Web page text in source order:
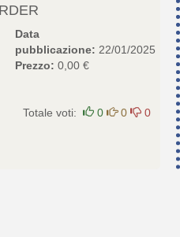
Data
pubblicazione: 22/01/2025
Prezzo: 0,00 €
Totale voti: 0 0 0